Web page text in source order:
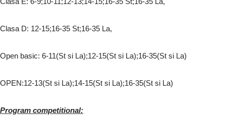
Clasa D: 12-15;16-35 St;16-35 La,
Open basic: 6-11(St si La);12-15(St si La);16-35(St si La)
OPEN:12-13(St si La);14-15(St si La);16-35(St si La)
Program competitional: